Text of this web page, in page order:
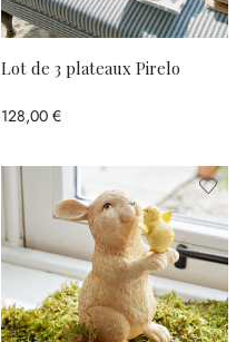
Lot de 3 plateaux Pirelo
128,00 €